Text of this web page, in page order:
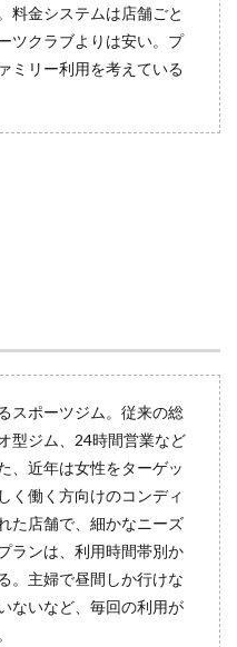
料金システムは店舗ごと
ツクラブよりは安い。プ
ミリー利用を考えている
スポーツジム。従来の総
型ジム、24時間営業など
、近年は女性をターゲッ
く働く方向けのコンディ
た店舗で、細かなニーズ
ランは、利用時間帯別か
。主婦で昼間しか行けな
ないなど、毎回の利用が